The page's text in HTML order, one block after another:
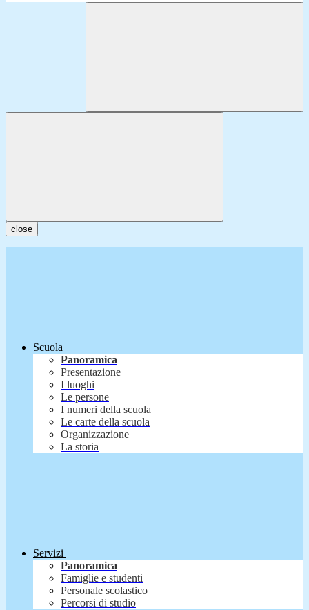
close
Scuola
Panoramica
Presentazione
I luoghi
Le persone
I numeri della scuola
Le carte della scuola
Organizzazione
La storia
Servizi
Panoramica
Famiglie e studenti
Personale scolastico
Percorsi di studio